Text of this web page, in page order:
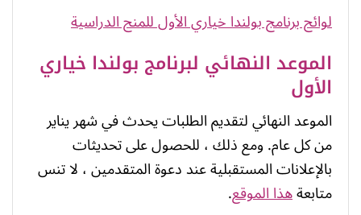
لوائح برنامج بولندا خياري الأول للمنح الدراسية
الموعد النهائي لبرنامج بولندا خياري
الأول
الموعد النهائي لتقديم الطلبات يحدث في شهر يناير
من كل عام. ومع ذلك ، للحصول على تحديثات
بالإعلانات المستقبلية عند دعوة المتقدمين ، لا تنس
متابعةهذا الموقع.